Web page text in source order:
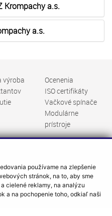
používame na zlepšenie
stránok, na to, aby sme
cielené reklamy, na analýzu
a na pochopenie toho, odkiaľ naši
Krompachy a.s.
a.s.
výroba
Ocenenia
ISO certifikáty
Vačkové spínače
Modulárne
prístroje